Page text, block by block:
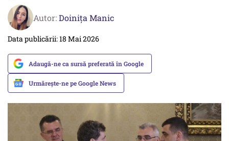
Autor:Doinița Manic
Data publicării: 18 Mai 2026
Adaugă-ne ca sursă preferată în Google
Urmărește-ne pe Google News